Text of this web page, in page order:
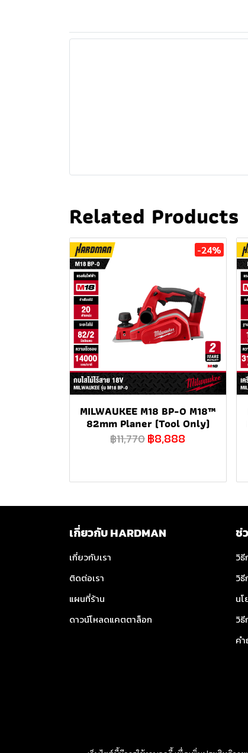
Related Products
-24%
MILWAUKEE M18 BP-0 M18™
82mm Planer (Tool Only)
฿11,770฿8,888
เกี่ยวกับ HARDMAN
เกี่ยวกับเรา
ติดต่อเรา
แผนที่ร้าน
ดาวน์โหลดแคตตาล็อก
ช่
วิ
วิ
น
วิ
ค